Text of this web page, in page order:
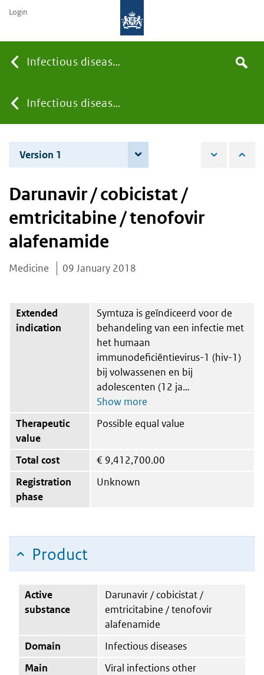
Infectious diseases
You
are
here:
Infectious diseases
the
Search
Login
Version 1
Darunavir / cobicistat /
emtricitabine / tenofovir
alafenamide
Medicine 09 January 2018
Extended
indication
Symtuza is geïndiceerd voor de
behandeling van een infectie met
het humaan
immunodeficiëntievirus-1 (hiv-1)
bij volwassenen en bij
adolescenten (12 ja
Therapeutic
value
Possible equal value
Total cost € 9,412,700.00
Registration
phase
Unknown
Product
Active
substance
Darunavir / cobicistat /
emtricitabine / tenofovir
alafenamide
Domain
Infectious diseases
Main
Viral infections other